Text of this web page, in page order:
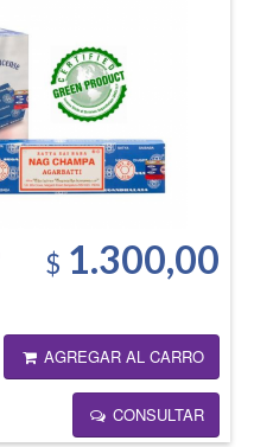
$ 1.300,00
AGREGAR AL CARRO
CONSULTAR